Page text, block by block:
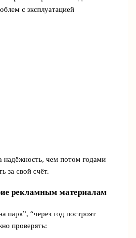
с эксплуатацией
надёжность, чем потом годами
за свой счёт.
рекламным материалам
парк”, “через год построят
проверять: